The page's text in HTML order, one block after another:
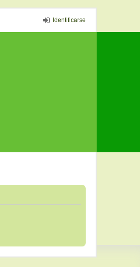
Identificarse